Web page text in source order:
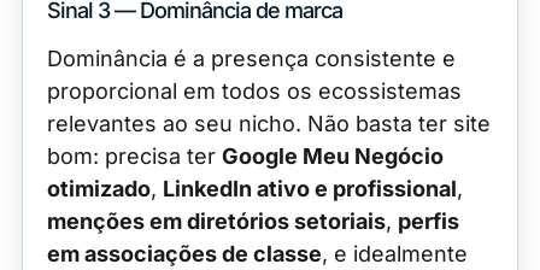
Sinal 3 — Dominância de marca
Dominância é a presença consistente e
proporcional em todos os ecossistemas
relevantes ao seu nicho. Não basta ter site
bom: precisa ter Google Meu Negócio
otimizado, LinkedIn ativo e profissional,
menções em diretórios setoriais, perfis
em associações de classe, e idealmente